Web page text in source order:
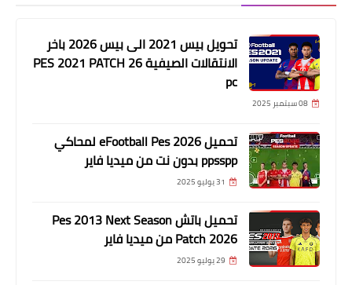
تحويل بيس 2021 الى بيس 2026 باخر
الانتقالات الصيفية PES 2021 PATCH 26
pc
08 سبتمبر 2025
تحميل eFootball Pes 2026 لمحاكي
ppsspp بدون نت من ميديا فاير
31 يوليو 2025
تحميل باتش Pes 2013 Next Season
Patch 2026 من ميديا فاير
29 يوليو 2025